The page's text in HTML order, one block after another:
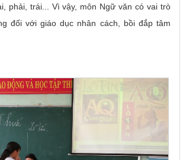
phải, trái... Vì vậy, môn Ngữ văn có vai trò
đối với giáo dục nhân cách, bồi đắp tâm